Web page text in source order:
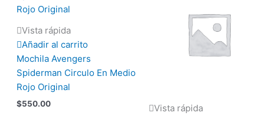
Vista rápida
Añadir al carrito
Mochila Avengers
Spiderman Circulo En Medio
Rojo Original
$550.00
Vista rápida